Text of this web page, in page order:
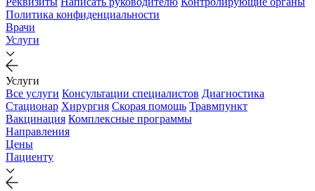
Политика конфиденциальности
Врачи
Услуги
Услуги
Все услуги Консультации специалистов Диагностика
Стационар Хирургия Скорая помощь Травмпункт
Вакцинация Комплексные программы
Направления
Цены
Пациенту